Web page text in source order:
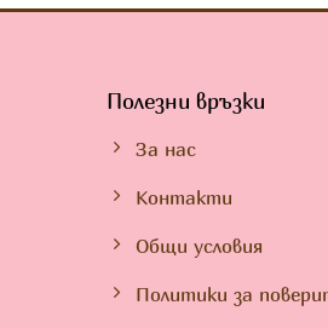
Полезни връзки
За нас
Контакти
Общи условия
Политики за